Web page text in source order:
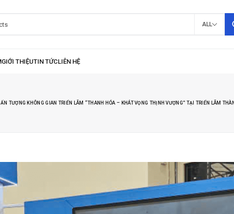
ALL
ẤN TƯỢNG KHÔNG GIAN TRIỂN LÃM “THANH HÓA – KHÁT VỌNG THỊNH VƯỢNG” TẠI TRIỂN LÃM